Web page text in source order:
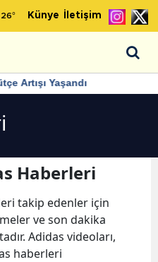
26° Künye İletişim
Artışı Yaşandı
Haberleri
takip edenler için
ve son dakika
Adidas videoları,
haberleri